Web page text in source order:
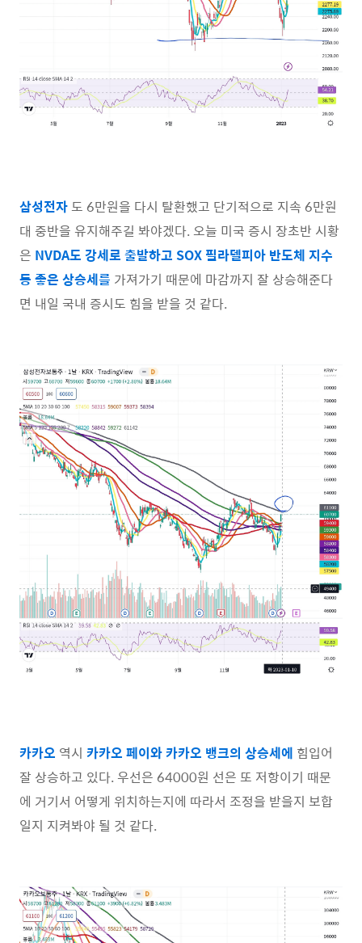
삼성전자도 6만원을 다시 탈환했고 단기적으로 지속 6만원
대 중반을 유지해주길 봐야겠다. 오늘 미국 증시 장초반 시황
은 NVDA도 강세로 출발하고 SOX 필라델피아 반도체 지수
등 좋은 상승세를 가져가기 때문에 마감까지 잘 상승해준다
면 내일 국내 증시도 힘을 받을 것 같다.
카카오 역시 카카오 페이와 카카오 뱅크의 상승세에 힘입어
잘 상승하고 있다. 우선은 64000원 선은 또 저항이기 때문
에 거기서 어떻게 위치하는지에 따라서 조정을 받을지 보합
일지 지켜봐야 될 것 같다.